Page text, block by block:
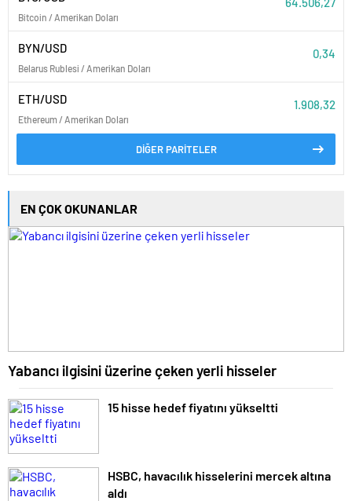
Bitcoin / Amerikan Doları
BYN/USD
Belarus Rublesi / Amerikan Doları
0,34
ETH/USD
Ethereum / Amerikan Doları
1.908,32
DİĞER PARİTELER
EN ÇOK OKUNANLAR
Yabancı ilgisini üzerine çeken yerli hisseler
15 hisse hedef fiyatını yükseltti
HSBC, havacılık hisselerini mercek altına
aldı